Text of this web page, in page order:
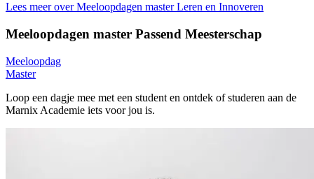
Lees meer over Meeloopdagen master Leren en Innoveren
Meeloopdagen master Passend Meesterschap
Meeloopdag
Master
Loop een dagje mee met een student en ontdek of studeren aan de
Marnix Academie iets voor jou is.